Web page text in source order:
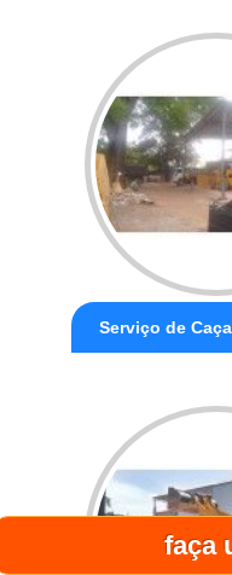
faça
Serviço de